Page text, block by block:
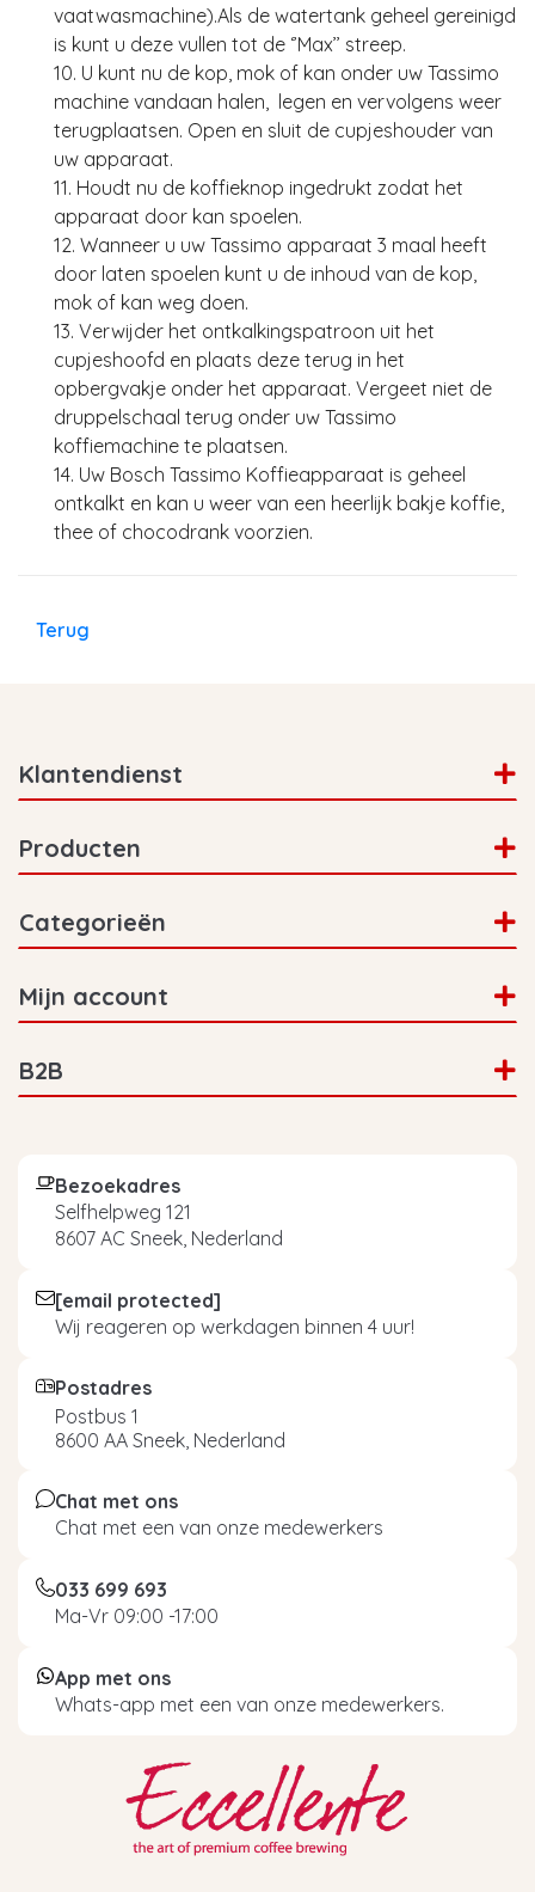
vaatwasmachine).Als de watertank geheel gereinigd
is kunt u deze vullen tot de ‘’Max’’ streep.
10. U kunt nu de kop, mok of kan onder uw Tassimo
machine vandaan halen, legen en vervolgens weer
terugplaatsen. Open en sluit de cupjeshouder van
uw apparaat.
11. Houdt nu de koffieknop ingedrukt zodat het
apparaat door kan spoelen.
12. Wanneer u uw Tassimo apparaat 3 maal heeft
door laten spoelen kunt u de inhoud van de kop,
mok of kan weg doen.
13. Verwijder het ontkalkingspatroon uit het
cupjeshoofd en plaats deze terug in het
opbergvakje onder het apparaat. Vergeet niet de
druppelschaal terug onder uw Tassimo
koffiemachine te plaatsen.
14. Uw Bosch Tassimo Koffieapparaat is geheel
ontkalkt en kan u weer van een heerlijk bakje koffie,
thee of chocodrank voorzien.
Terug
Klantendienst
Producten
Categorieën
Mijn account
B2B
Bezoekadres
Selfhelpweg 121
8607 AC Sneek, Nederland
[email protected]
Wij reageren op werkdagen binnen 4 uur!
Postadres
Postbus 1
8600 AA Sneek, Nederland
Chat met ons
Chat met een van onze medewerkers
033 699 693
Ma-Vr 09:00 -17:00
App met ons
Whats-app met een van onze medewerkers.